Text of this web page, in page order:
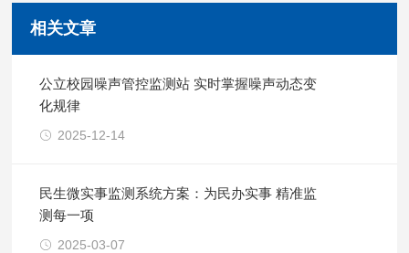
相关文章
公立校园噪声管控监测站 实时掌握噪声动态变
化规律
2025-12-14
民生微实事监测系统方案：为民办实事 精准监
测每一项
2025-03-07